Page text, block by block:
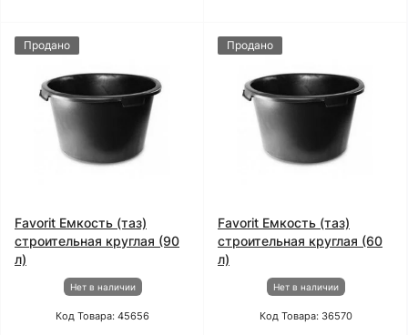
Продано
Favorit Емкость (таз)
строительная круглая (90
л)
Нет в наличии
Код Товара: 45656
Продано
Favorit Емкость (таз)
строительная круглая (60
л)
Нет в наличии
Код Товара: 36570